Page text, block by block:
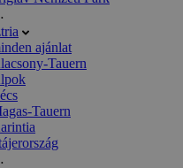
ajánlat
Tauern
Tauern